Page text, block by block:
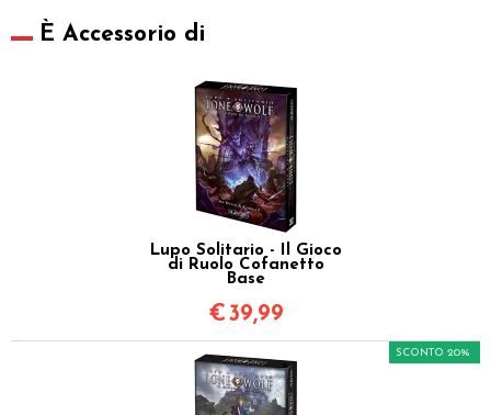
È Accessorio di
Lupo Solitario - Il Gioco
di Ruolo Cofanetto
Base
€39,99
SCONTO 20%